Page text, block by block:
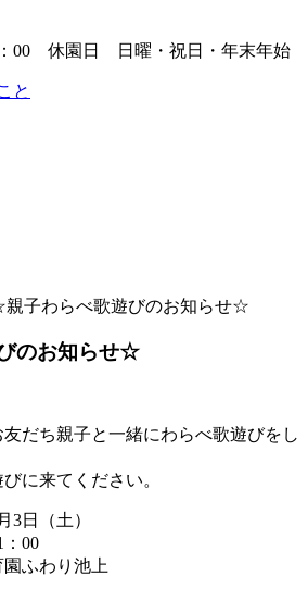
00 休園日 日曜・祝日・年末年始
子わらべ歌遊びのお知らせ☆
のお知らせ☆
だち親子と一緒にわらべ歌遊びをし
に来てください。
（土）
00
わり池上